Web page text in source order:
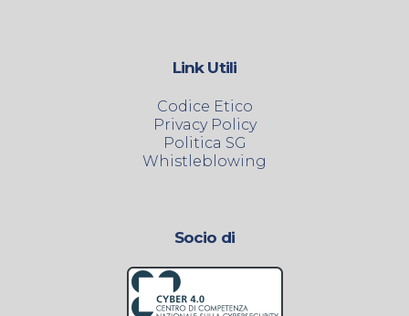
Link Utili
Codice Etico
Privacy Policy
Politica SG
Whistleblowing
Socio di